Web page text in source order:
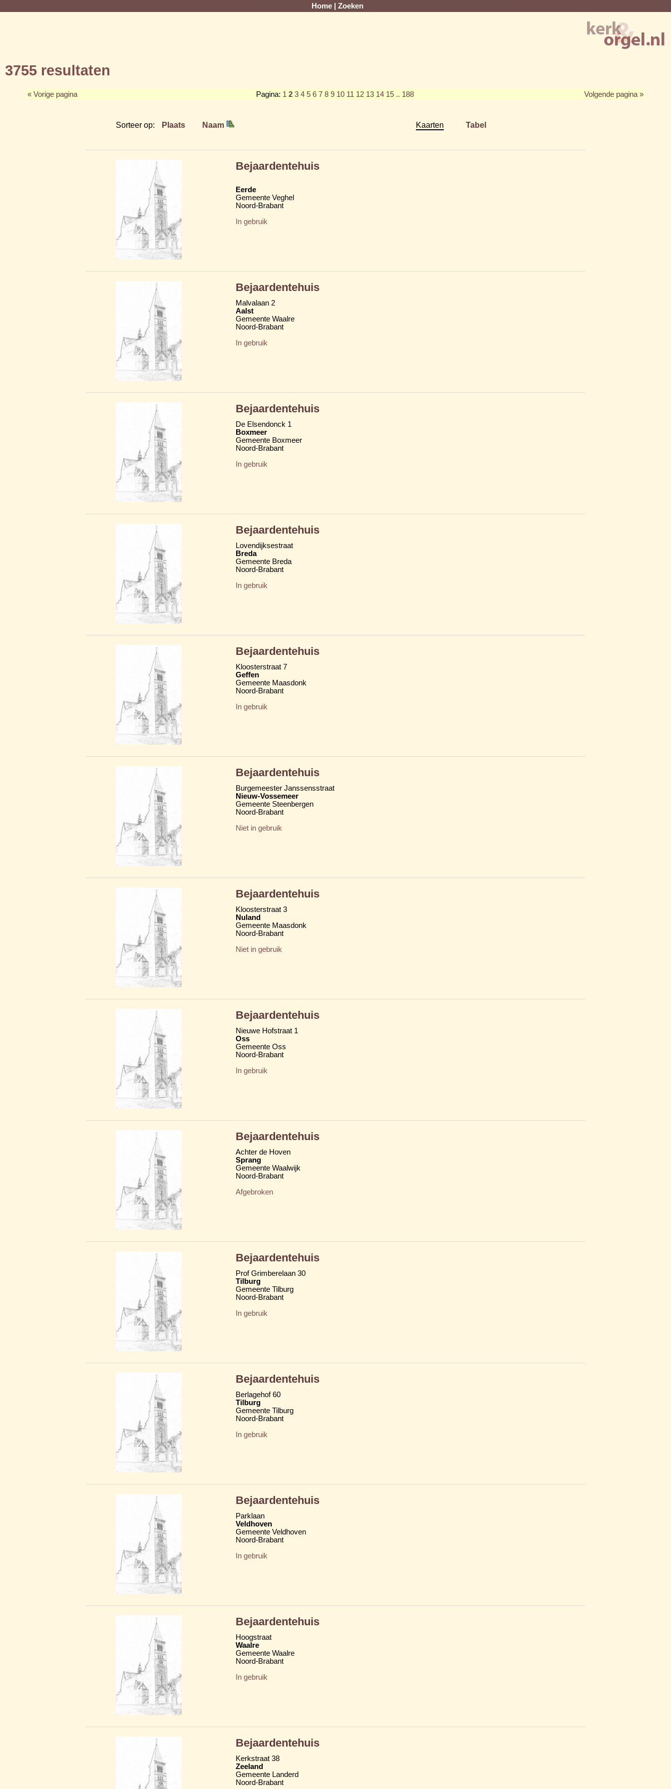
Home Zoeken
3755 resultaten
« Vorige pagina Pagina: 1 2 3 4 5 6 7 8 9 10 11 12 13 14 15 .. 188 Volgende pagina »
Sorteer op: Plaats Naam Kaarten Tabel
Bejaardentehuis
Eerde
Gemeente Veghel
Noord-Brabant
In gebruik
Bejaardentehuis
Malvalaan 2
Aalst
Gemeente Waalre
Noord-Brabant
In gebruik
Bejaardentehuis
De Elsendonck 1
Boxmeer
Gemeente Boxmeer
Noord-Brabant
In gebruik
Bejaardentehuis
Lovendijksestraat
Breda
Gemeente Breda
Noord-Brabant
In gebruik
Bejaardentehuis
Kloosterstraat 7
Geffen
Gemeente Maasdonk
Noord-Brabant
In gebruik
Bejaardentehuis
Burgemeester Janssensstraat
Nieuw-Vossemeer
Gemeente Steenbergen
Noord-Brabant
Niet in gebruik
Bejaardentehuis
Kloosterstraat 3
Nuland
Gemeente Maasdonk
Noord-Brabant
Niet in gebruik
Bejaardentehuis
Nieuwe Hofstraat 1
Oss
Gemeente Oss
Noord-Brabant
In gebruik
Bejaardentehuis
Achter de Hoven
Sprang
Gemeente Waalwijk
Noord-Brabant
Afgebroken
Bejaardentehuis
Prof Grimberelaan 30
Tilburg
Gemeente Tilburg
Noord-Brabant
In gebruik
Bejaardentehuis
Berlagehof 60
Tilburg
Gemeente Tilburg
Noord-Brabant
In gebruik
Bejaardentehuis
Parklaan
Veldhoven
Gemeente Veldhoven
Noord-Brabant
In gebruik
Bejaardentehuis
Hoogstraat
Waalre
Gemeente Waalre
Noord-Brabant
In gebruik
Bejaardentehuis
Kerkstraat 38
Zeeland
Gemeente Landerd
Noord-Brabant